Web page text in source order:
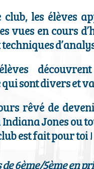
les élèves
vues en cours
sont divers et
rêvé de
Jones ou
est fait pour toi !
6ème/5èmeen